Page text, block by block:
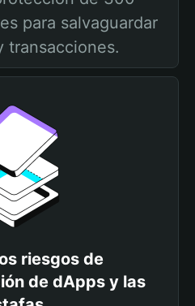
para salvaguardar
transacciones.
riesgos de
de dApps y las